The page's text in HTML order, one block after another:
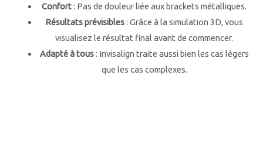
Confort: Pas de douleur liée aux brackets métalliques.
Résultats prévisibles: Grâce à la simulation 3D, vous
visualisez le résultat final avant de commencer.
Adapté à tous: Invisalign traite aussi bien les cas légers
que les cas complexes.